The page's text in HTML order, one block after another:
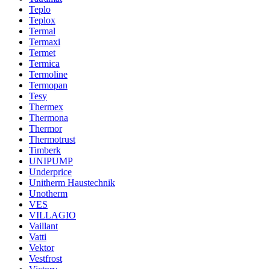
Teplo
Teplox
Termal
Termaxi
Termet
Termica
Termoline
Termopan
Tesy
Thermex
Thermona
Thermor
Thermotrust
Timberk
UNIPUMP
Underprice
Unitherm Haustechnik
Unotherm
VES
VILLAGIO
Vaillant
Vatti
Vektor
Vestfrost